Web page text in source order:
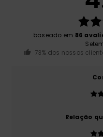
baseado em 86
73% dos nossos
Relação